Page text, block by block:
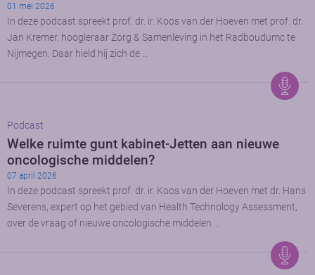
01 mei 2026
In deze podcast spreekt prof. dr. ir. Koos van der Hoeven met prof. dr.
Jan Kremer, hoogleraar Zorg & Samenleving in het Radboudumc te
Nijmegen. Daar hield hij zich de …
Podcast
Welke ruimte gunt kabinet-Jetten aan nieuwe
oncologische middelen?
07 april 2026
In deze podcast spreekt prof. dr. ir. Koos van der Hoeven met dr. Hans
Severens, expert op het gebied van Health Technology Assessment,
over de vraag of nieuwe oncologische middelen …